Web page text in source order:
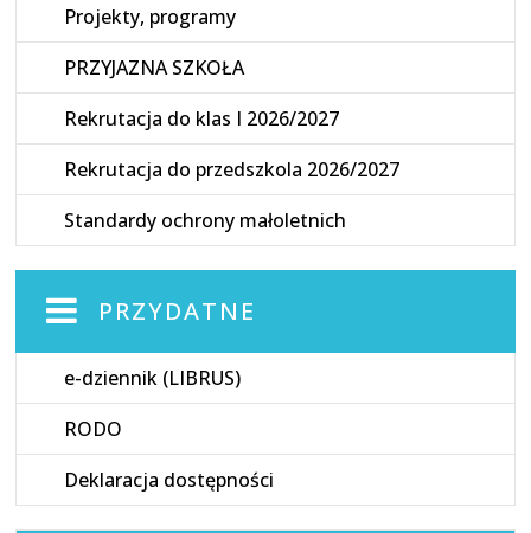
Projekty, programy
PRZYJAZNA SZKOŁA
Rekrutacja do klas I 2026/2027
Rekrutacja do przedszkola 2026/2027
Standardy ochrony małoletnich
PRZYDATNE
e-dziennik (LIBRUS)
RODO
Deklaracja dostępności